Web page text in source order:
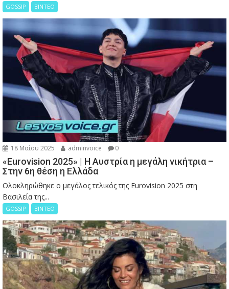
GOSSIP ΒΙΝΤΕΟ
18 Μαΐου 2025 adminvoice 0
«Eurovision 2025» | Η Αυστρία η μεγάλη νικήτρια –
Στην 6η θέση η Ελλάδα
Ολοκληρώθηκε ο μεγάλος τελικός της Eurovision 2025 στη
Βασιλεία της...
GOSSIP ΒΙΝΤΕΟ